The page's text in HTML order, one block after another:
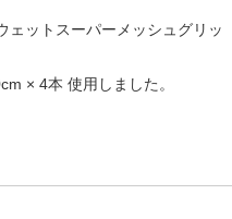
ェットスーパーメッシュグリッ
× 4本 使用しました。